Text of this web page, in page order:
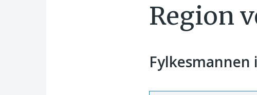
Region
Fylkesmannen